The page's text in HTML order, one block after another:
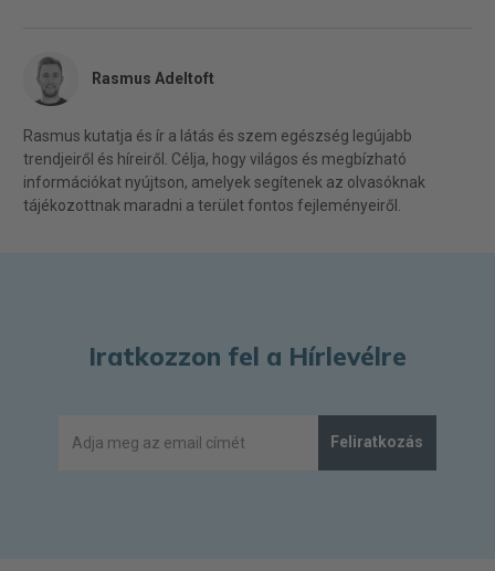
Rasmus Adeltoft
Rasmus kutatja és ír a látás és szem egészség legújabb
trendjeiről és híreiről. Célja, hogy világos és megbízható
információkat nyújtson, amelyek segítenek az olvasóknak
tájékozottnak maradni a terület fontos fejleményeiről.
Iratkozzon fel a Hírlevélre
Feliratkozás